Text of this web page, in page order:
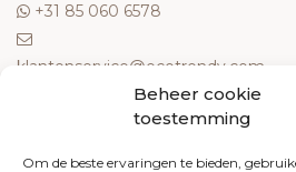
Beheer cookie
toestemming
Om de beste ervaringen te bieden,
‎+31 85 060 6578
klantenservice@ecotrendy.com
Meest gestelde vragen